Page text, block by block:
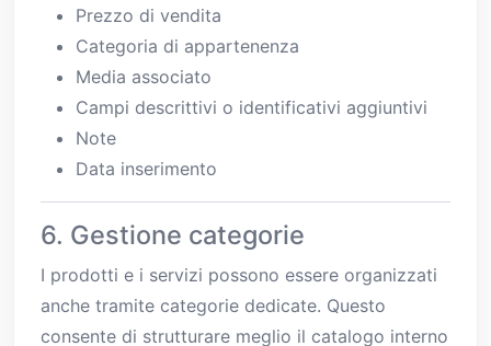
Prezzo di vendita
Categoria di appartenenza
Media associato
Campi descrittivi o identificativi aggiuntivi
Note
Data inserimento
6. Gestione categorie
I prodotti e i servizi possono essere organizzati
anche tramite categorie dedicate. Questo
consente di strutturare meglio il catalogo interno